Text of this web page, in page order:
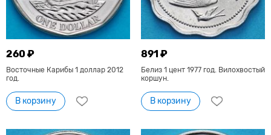
260 ₽
Восточные Карибы 1 доллар 2012
год.
В корзину
891 ₽
Белиз 1 цент 1977 год. Вилохвостый
коршун.
В корзину